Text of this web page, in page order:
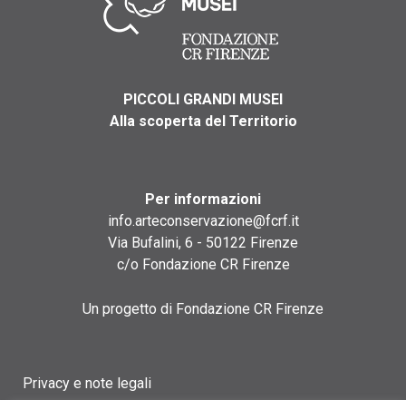
PICCOLI GRANDI MUSEI
Alla scoperta del Territorio
Per informazioni
info.arteconservazione@fcrf.it
Via Bufalini, 6 - 50122 Firenze
c/o Fondazione CR Firenze
Un progetto di Fondazione CR Firenze
Privacy e note legali